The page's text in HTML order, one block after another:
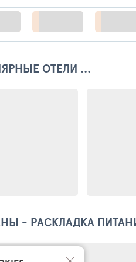
ОТЕЛИ ...
- РАСКЛАДКА